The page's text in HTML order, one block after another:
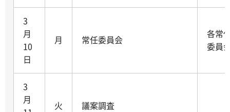
3
月
10
日
月 常任委員会
各常
委員
3
月
火 議案調査